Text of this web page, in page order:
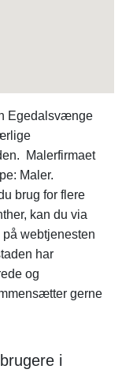
Egedalsvænge
Malerfirmaet
Maler.
brug for flere
kan du via
webtjenesten
har
og
gerne
i